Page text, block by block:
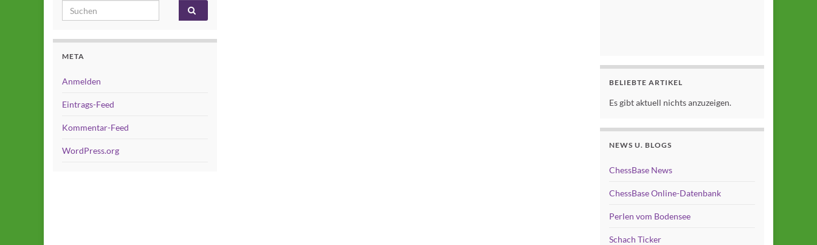
Search for:
META
Anmelden
Eintrags-Feed
Kommentar-Feed
WordPress.org
BELIEBTE ARTIKEL
Es gibt aktuell nichts anzuzeigen.
NEWS U. BLOGS
ChessBase News
ChessBase Online-Datenbank
Perlen vom Bodensee
Schach Ticker